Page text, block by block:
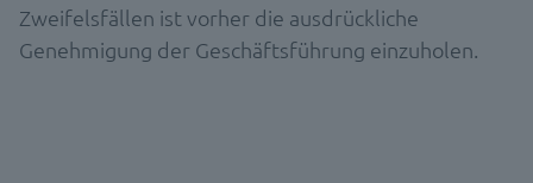
Zweifelsfällen ist vorher die ausdrückliche
Genehmigung der Geschäftsführung einzuholen.